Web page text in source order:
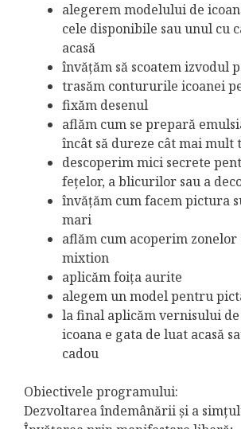
alegerem modelului de
cele disponibile sau unul cu
acasă
învățăm să scoatem izvodul
trasăm contururile icoanei
fixăm desenul
aflăm cum se prepară
încât să dureze cât mai mult
descoperim mici secrete
fețelor, a blicurilor sau a
învățăm cum facem pictura
mari
aflăm cum acoperim
mixtion
aplicăm foița aurite
alegem un model pentru
la final aplicăm vernisului
icoana e gata de luat acasă
cadou
Obiectivele programului:
Dezvoltarea îndemânării și a